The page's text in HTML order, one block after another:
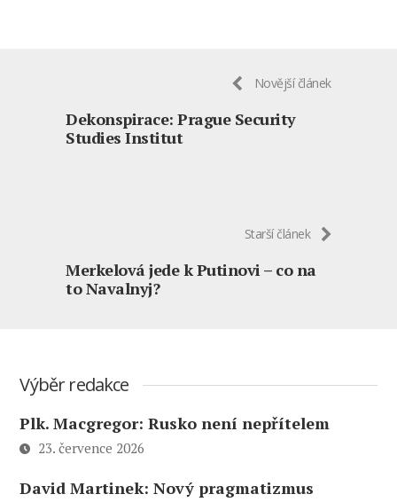
Novější článek
Dekonspirace: Prague Security
Studies Institut
Starší článek
Merkelová jede k Putinovi – co na
to Navalnyj?
Výběr redakce
Plk. Macgregor: Rusko není nepřítelem
23. července 2026
David Martinek: Nový pragmatizmus